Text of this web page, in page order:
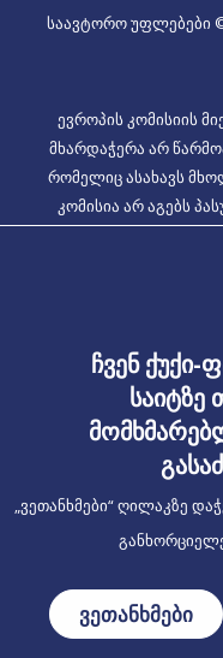
საავტორო უფლებები
ევროპის კომისიის
მხარდაჭერა არ
რომელიც ასახავს
კომისია არ აგებს
Together აქვს PWA
ჩვენ ქუქი-
„ვეთანხმები“ ღილაკზე
ვეთანხმები